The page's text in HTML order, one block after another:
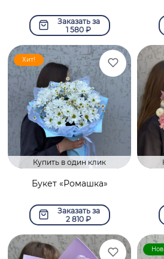
Заказать за
1 580 ₽
Хит!
Купить в один клик
Букет «Ромашка»
Заказать за
2 810 ₽